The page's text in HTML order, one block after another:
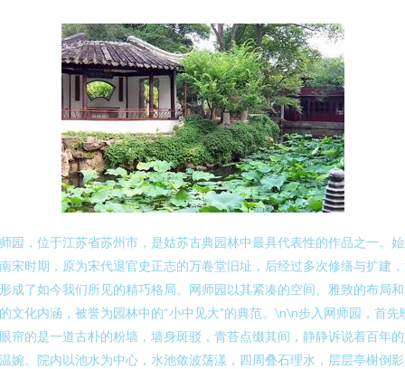
园，位于江苏省苏州市，是姑苏古典园林中最具代表性的作品之一。
宋时期，原为宋代退官史正志的万卷堂旧址，后经过多次修缮与扩建
成了如今我们所见的精巧格局。网师园以其紧凑的空间、雅致的布局
文化内涵，被誉为园林中的“小中见大”的典范。\n\n步入网师园，首先
帘的是一道古朴的粉墙，墙身斑驳，青苔点缀其间，静静诉说着百年
婉。院内以池水为中心，水池敛波荡漾，四周叠石理水，层层亭榭倒